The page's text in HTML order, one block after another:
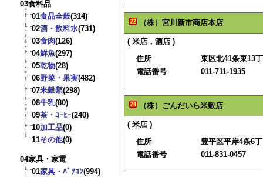
03食料品
01食品全般(314)
02酒・飲料水(731)
03食肉(126)
04鮮魚(297)
05乾物(28)
06野菜・果実(482)
07米穀類(298)
08牛乳(80)
09茶・ｺｰﾋｰ(240)
10加工品(0)
11その他(0)
04家具・家電
01家具・ﾊﾟｿｺﾝ(994)
（株）宮川新市商店本店
( 米店，酒店 )
住所
東区北41条東13
電話番号
011-711-1935
（株）ごんだいら米穀店
( 米店 )
住所
豊平区平岸4条6
電話番号
011-831-0457